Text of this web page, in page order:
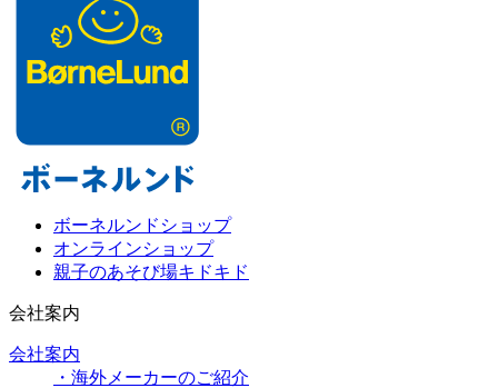
ボーネルンドショップ
オンラインショップ
親子のあそび場キドキド
会社案内
会社案内
・海外メーカーのご紹介